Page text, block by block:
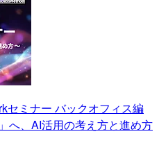
セミナー バックオフィス編
へ、AI活用の考え方と進め方